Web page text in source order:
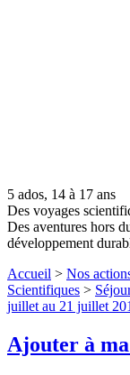
5 ados, 14 à 17 ans
Des voyages
Des aventures hors
développement
Accueil > Nos
Scientifiques >
juillet au 21 juillet
Ajouter à